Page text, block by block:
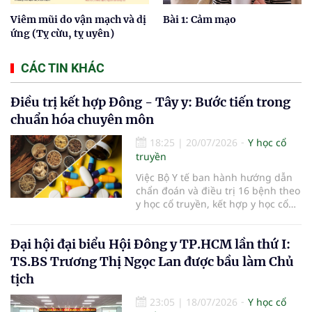
Viêm mũi do vận mạch và dị
ứng (Tỵ cừu, tỵ uyên)
Bài 1: Cảm mạo
CÁC TIN KHÁC
Điều trị kết hợp Đông - Tây y: Bước tiến trong
chuẩn hóa chuyên môn
18:25 | 20/07/2026
Y học cổ
truyền
Việc Bộ Y tế ban hành hướng dẫn
chẩn đoán và điều trị 16 bệnh theo
y học cổ truyền, kết hợp y học cổ
nhất cho các cơ sở khám, chữa
bệnh. Giá trị của tài liệu không chỉ
nằm ở việc mở rộng danh mục
đúng chỉ định, kiểm soát an toàn
Đại hội đại biểu Hội Đông y TP.HCM lần thứ I:
TS.BS Trương Thị Ngọc Lan được bầu làm Chủ
tịch
23:05 | 18/07/2026
Y học cổ